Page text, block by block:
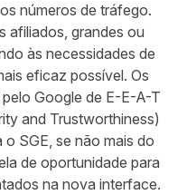
números de tráfego.
afiliados, grandes ou
às necessidades de
eficaz possível. Os
Google de E-E-A-T
and Trustworthiness)
SGE, se não mais do
de oportunidade para
na nova interface.